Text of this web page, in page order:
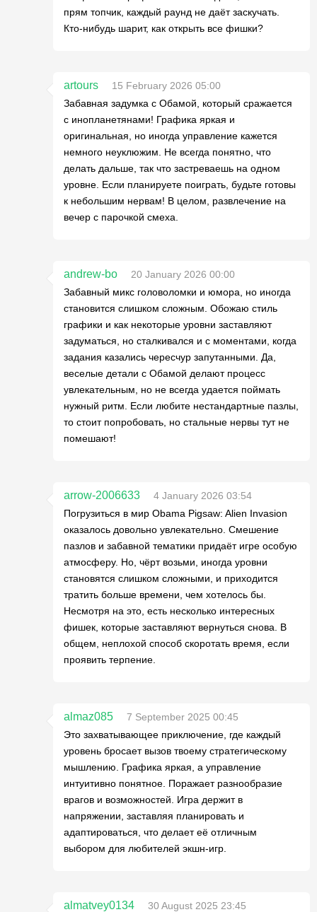
прям топчик, каждый раунд не даёт заскучать.
Кто-нибудь шарит, как открыть все фишки?
artours
15 February 2026 05:00
Забавная задумка с Обамой, который сражается
с инопланетянами! Графика яркая и
оригинальная, но иногда управление кажется
немного неуклюжим. Не всегда понятно, что
делать дальше, так что застреваешь на одном
уровне. Если планируете поиграть, будьте готовы
к небольшим нервам! В целом, развлечение на
вечер с парочкой смеха.
andrew-bo
20 January 2026 00:00
Забавный микс головоломки и юмора, но иногда
становится слишком сложным. Обожаю стиль
графики и как некоторые уровни заставляют
задуматься, но сталкивался и с моментами, когда
задания казались чересчур запутанными. Да,
веселые детали с Обамой делают процесс
увлекательным, но не всегда удается поймать
нужный ритм. Если любите нестандартные пазлы,
то стоит попробовать, но стальные нервы тут не
помешают!
arrow-2006633
4 January 2026 03:54
Погрузиться в мир Obama Pigsaw: Alien Invasion
оказалось довольно увлекательно. Смешение
пазлов и забавной тематики придаёт игре особую
атмосферу. Но, чёрт возьми, иногда уровни
становятся слишком сложными, и приходится
тратить больше времени, чем хотелось бы.
Несмотря на это, есть несколько интересных
фишек, которые заставляют вернуться снова. В
общем, неплохой способ скоротать время, если
проявить терпение.
almaz085
7 September 2025 00:45
Это захватывающее приключение, где каждый
уровень бросает вызов твоему стратегическому
мышлению. Графика яркая, а управление
интуитивно понятное. Поражает разнообразие
врагов и возможностей. Игра держит в
напряжении, заставляя планировать и
адаптироваться, что делает её отличным
выбором для любителей экшн-игр.
almatvey0134
30 August 2025 23:45